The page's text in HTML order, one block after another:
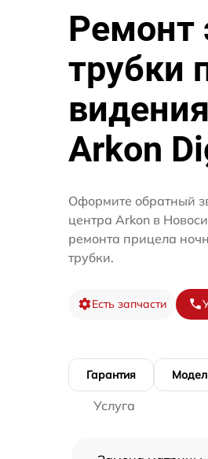
Ремонт
трубки
видения
Arkon
Оформите обратный
центра Arkon в
ремонта прицела
трубки.
Есть запчасти
Гарантия
Услуга